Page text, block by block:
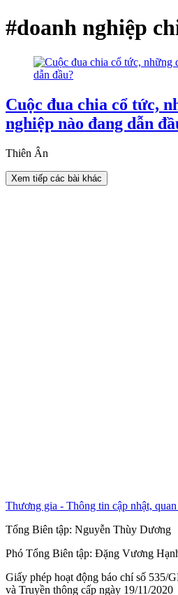
#doanh nghiệp
Cuộc đua chia cổ tức,
nghiệp nào đang dẫn
Thiên Ân
Xem tiếp các bài khác
Thương gia - Thông tin cập nhật,
Tổng Biên tập: Nguyễn Thùy Dương
Phó Tổng Biên tập: Đặng Vương
Giấy phép hoạt động báo chí số 535/
và Truyền thông cấp ngày 19/11/2020